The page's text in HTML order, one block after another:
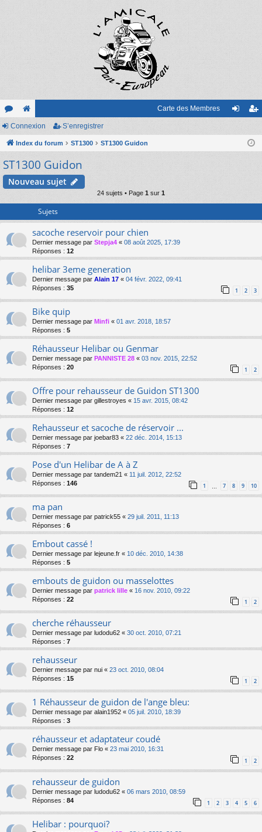
or
u
m
e
sit
e
Carte des Membres
nr
Connexion S’enregistrer
Index du forum ST1300 ST1300 Guidon
ST1300 Guidon
Nouveau sujet
24 sujets • Page 1 sur 1
Sujets
sacoche reservoir pour chien
Dernier message par Stepja4 « 08 août 2025, 17:39
Réponses : 12
helibar 3eme generation
Dernier message par Alain 17 « 04 févr. 2022, 09:41
Réponses : 35 1 2 3
Bike quip
Dernier message par Minfi « 01 avr. 2018, 18:57
Réponses : 5
Réhausseur Helibar ou Genmar
Dernier message par PANNISTE 28 « 03 nov. 2015, 22:52
Réponses : 20 1 2
Offre pour rehausseur de Guidon ST1300
Dernier message par gillestroyes « 15 avr. 2015, 08:42
Réponses : 12
Rehausseur et sacoche de réservoir ...
Dernier message par joebar83 « 22 déc. 2014, 15:13
Réponses : 7
Pose d'un Helibar de A à Z
Dernier message par tandem21 « 11 juil. 2012, 22:52
Réponses : 146 1 … 7 8 9 10
ma pan
Dernier message par patrick55 « 29 juil. 2011, 11:13
Réponses : 6
Embout cassé !
Dernier message par lejeune.fr « 10 déc. 2010, 14:38
Réponses : 5
embouts de guidon ou masselottes
Dernier message par patrick lille « 16 nov. 2010, 09:22
Réponses : 22 1 2
cherche réhausseur
Dernier message par ludodu62 « 30 oct. 2010, 07:21
Réponses : 7
rehausseur
Dernier message par nui « 23 oct. 2010, 08:04
Réponses : 15 1 2
1 Réhausseur de guidon de l'ange bleu:
Dernier message par alain1952 « 05 juil. 2010, 18:39
Réponses : 3
réhausseur et adaptateur coudé
Dernier message par Flo « 23 mai 2010, 16:31
Réponses : 22 1 2
rehausseur de guidon
Dernier message par ludodu62 « 06 mars 2010, 08:59
Réponses : 84 1 2 3 4 5 6
Helibar : pourquoi?